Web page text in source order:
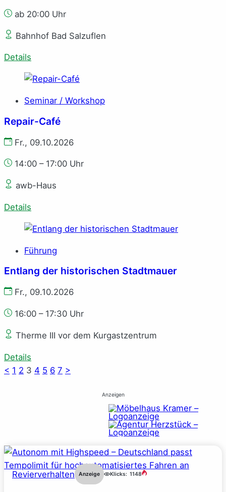
ab 20:00 Uhr
Bahnhof Bad Salzuflen
Details
Seminar / Workshop
Repair-Café
Fr., 09.10.2026
14:00 – 17:00 Uhr
awb-Haus
Details
Führung
Entlang der historischen Stadtmauer
Fr., 09.10.2026
16:00 – 17:30 Uhr
Therme III vor dem Kurgastzentrum
Details
< 1 2 3 4 5 6 7 >
Anzeigen
Revierverhalten Anzeige Klicks: 1148